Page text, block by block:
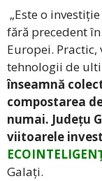
„Este o
fără precedent
Europei.
tehnologii de
înseamnă
compostarea
numai. Județu
viitoarele
Galați.